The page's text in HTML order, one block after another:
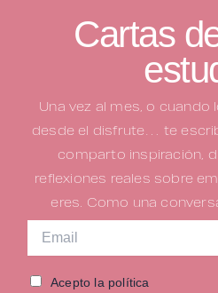
Cartas
Una vez al mes, o cuando
desde el disfrute… te
comparto inspiración,
reflexiones reales sobre
eres. Como una
Acepto la política